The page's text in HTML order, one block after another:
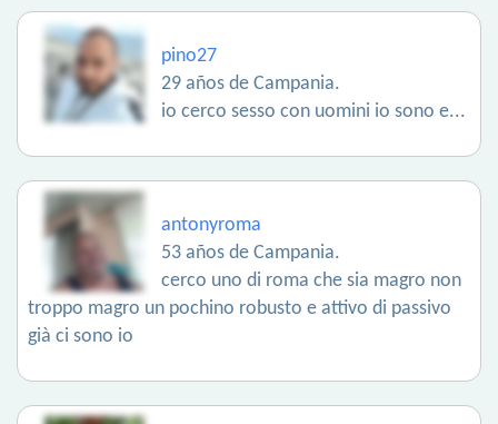
pino27
29 años de Campania.
io cerco sesso con uomini io sono e...
antonyroma
53 años de Campania.
cerco uno di roma che sia magro non
troppo magro un pochino robusto e attivo di passivo
già ci sono io